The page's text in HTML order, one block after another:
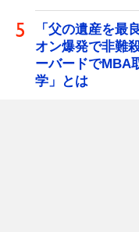
「父の遺産を
オン爆発で非難
ーバードでMBA
学」とは